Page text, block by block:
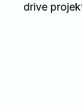
drive